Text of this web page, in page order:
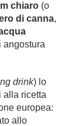
chiaro (o
di canna,
angostura
drink) lo
alla ricetta
europea:
allo